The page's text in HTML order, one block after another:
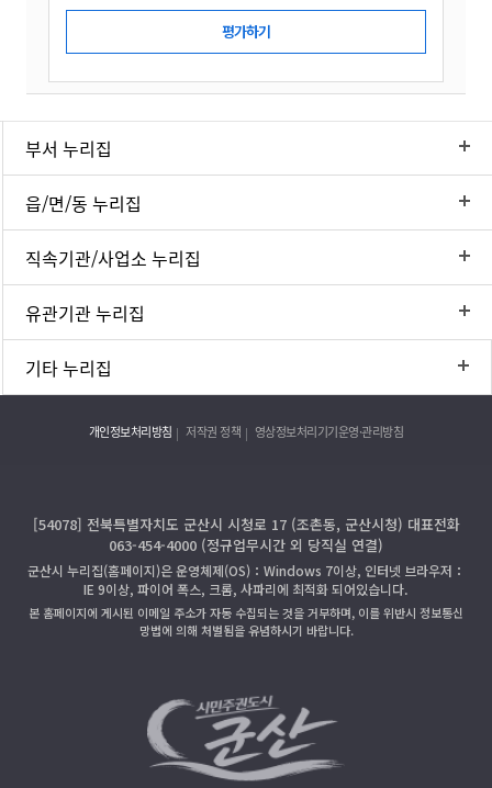
부서 누리집
읍/면/동 누리집
직속기관/사업소 누리집
유관기관 누리집
기타 누리집
개인정보처리방침 저작권 정책 영상정보처리기기운영·관리방침
[54078] 전북특별자치도 군산시 시청로 17 (조촌동, 군산시청) 대표전화
063-454-4000 (정규업무시간 외 당직실 연결)
군산시 누리집(홈페이지)은 운영체제(OS)：Windows 7이상, 인터넷 브라우저：
IE 9이상, 파이어 폭스, 크롬, 사파리에 최적화 되어있습니다.
본 홈페이지에 게시된 이메일 주소가 자동 수집되는 것을 거부하며, 이를 위반시 정보통신
망법에 의해 처벌됨을 유념하시기 바랍니다.